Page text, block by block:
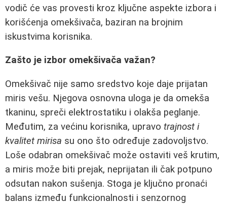
vodič će vas provesti kroz ključne aspekte izbora i
korišćenja omekšivača, baziran na brojnim
iskustvima korisnika.
Zašto je izbor omekšivača važan?
Omekšivač nije samo sredstvo koje daje prijatan
miris vešu. Njegova osnovna uloga je da omekša
tkaninu, spreči elektrostatiku i olakša peglanje.
Međutim, za većinu korisnika, upravo trajnost i
kvalitet mirisa su ono što određuje zadovoljstvo.
Loše odabran omekšivač može ostaviti veš krutim,
a miris može biti prejak, neprijatan ili čak potpuno
odsutan nakon sušenja. Stoga je ključno pronaći
balans između funkcionalnosti i senzornog